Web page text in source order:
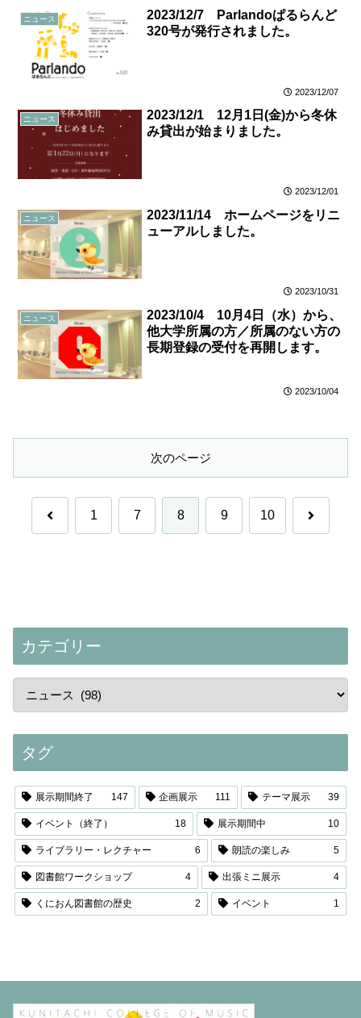
ニュース
2023/12/7 Parlandoぱるらんど
320号が発行されました。
2023/12/07
ニュース
2023/12/1 12月1日(金)から冬休
み貸出が始まりました。
2023/12/01
ニュース
2023/11/14 ホームページをリニ
ューアルしました。
2023/10/31
ニュース
2023/10/4 10月4日（水）から、
他大学所属の方／所属のない方の
長期登録の受付を再開します。
2023/10/04
次のページ
前 1 7 8 9 10 次
カテゴリー
タグ
展示期間終了 147 企画展示 111 テーマ展示 39
イベント（終了） 18 展示期間中 10
ライブラリー・レクチャー 6 朗読の楽しみ 5
図書館ワークショップ 4 出張ミニ展示 4
くにおん図書館の歴史 2 イベント 1